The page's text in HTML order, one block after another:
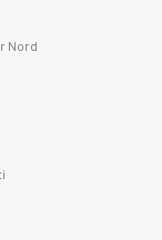
Nord